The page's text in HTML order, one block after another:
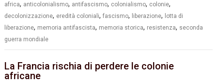
africa, anticolonialismo, antifascismo, colonialismo, colonie,
decolonizzazione, eredità coloniali,fascismo, liberazione,
lotta di
liberazione, memoria antifascista, memoria storica, resistenza, seconda
guerra mondiale
La Francia rischia di perdere le colonie
africane